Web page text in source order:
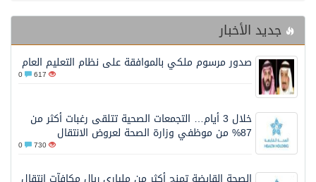
جديد الأخبار
صدور مرسوم ملكي بالموافقة على نظام التعليم العام
617
خلال 3 أيام… التجمعات الصحية تتلقى رغبات أكثر من
87% من موظفي وزارة الصحة لعروض الانتقال
730